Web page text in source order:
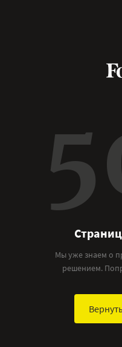
Мы уже знаем о
решением.